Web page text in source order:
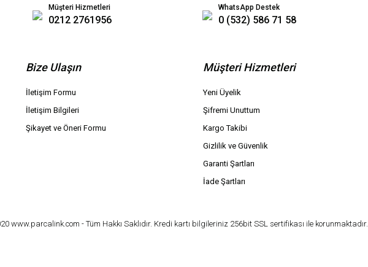
Müşteri Hizmetleri
0212 2761956
WhatsApp Destek
0 (532) 586 71 58
Bize Ulaşın
İletişim Formu
İletişim Bilgileri
Şikayet ve Öneri Formu
Müşteri Hizmetleri
Yeni Üyelik
Şifremi Unuttum
Kargo Takibi
Gizlilik ve Güvenlik
Garanti Şartları
İade Şartları
www.parcalink.com - Tüm Hakkı Saklıdır. Kredi kartı bilgileriniz 256bit SSL sertifikası ile korunmaktadır.